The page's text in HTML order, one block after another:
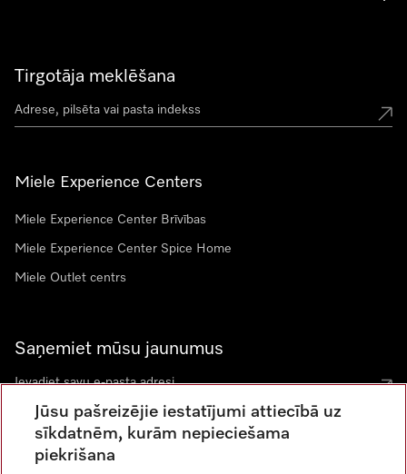
Tirgotāja meklēšana
Miele Experience Centers
Miele Experience Center Brīvības
Miele Experience Center Spice Home
Miele Outlet centrs
Saņemiet mūsu jaunumus
Jūsu pašreizējie iestatījumi attiecībā uz
sīkdatnēm, kurām nepieciešama
piekrišana